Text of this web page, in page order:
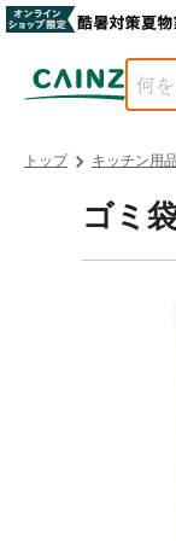
トップ キッチン用
ゴミ